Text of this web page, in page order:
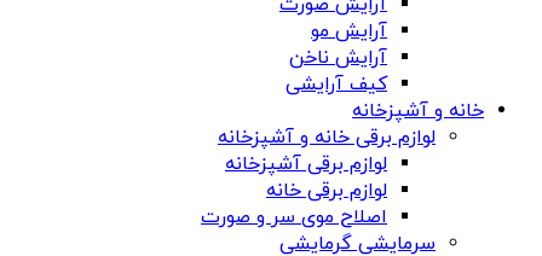
آرایش مو
آرایش ناخن
کیف آرایشی
خانه و آشپزخانه
لوازم برقی خانه و آشپزخانه
لوازم برقی آشپزخانه
لوازم برقی خانه
اصلاح موی سر و صورت
سرمایشی گرمایشی